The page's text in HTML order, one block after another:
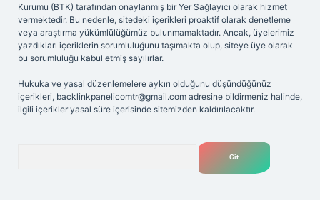
Kurumu (BTK) tarafından onaylanmış bir Yer Sağlayıcı olarak hizmet
vermektedir. Bu nedenle, sitedeki içerikleri proaktif olarak denetleme
veya araştırma yükümlülüğümüz bulunmamaktadır. Ancak, üyelerimiz
yazdıkları içeriklerin sorumluluğunu taşımakta olup, siteye üye olarak
bu sorumluluğu kabul etmiş sayılırlar.
Hukuka ve yasal düzenlemelere aykırı olduğunu düşündüğünüz
içerikleri, backlinkpanelicomtr@gmail.com adresine bildirmeniz halinde,
ilgili içerikler yasal süre içerisinde sitemizden kaldırılacaktır.